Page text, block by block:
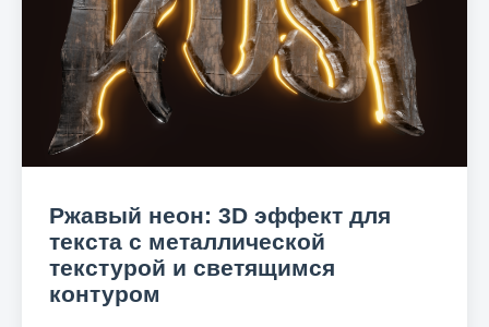
Ржавый неон: 3D эффект для
текста с металлической
текстурой и светящимся
контуром